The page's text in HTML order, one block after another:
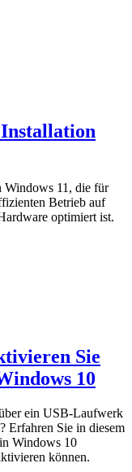
Windows 11, die für
Betrieb auf
optimiert ist.
Sie
10
ein USB-Laufwerk
Erfahren Sie in diesem
Windows 10
können.